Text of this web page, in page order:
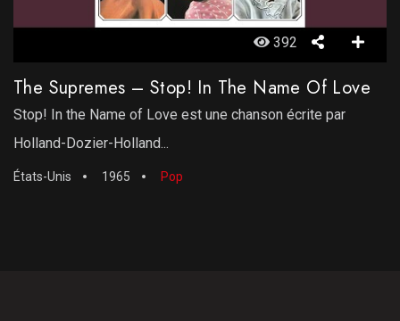
392
The Supremes – Stop! In The Name Of Love
Stop! In the Name of Love est une chanson écrite par
Holland-Dozier-Holland...
États-Unis 1965 Pop